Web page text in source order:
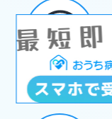
多汗症外来